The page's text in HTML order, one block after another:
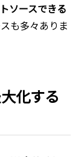
ソースできる
も多々ありま
化する